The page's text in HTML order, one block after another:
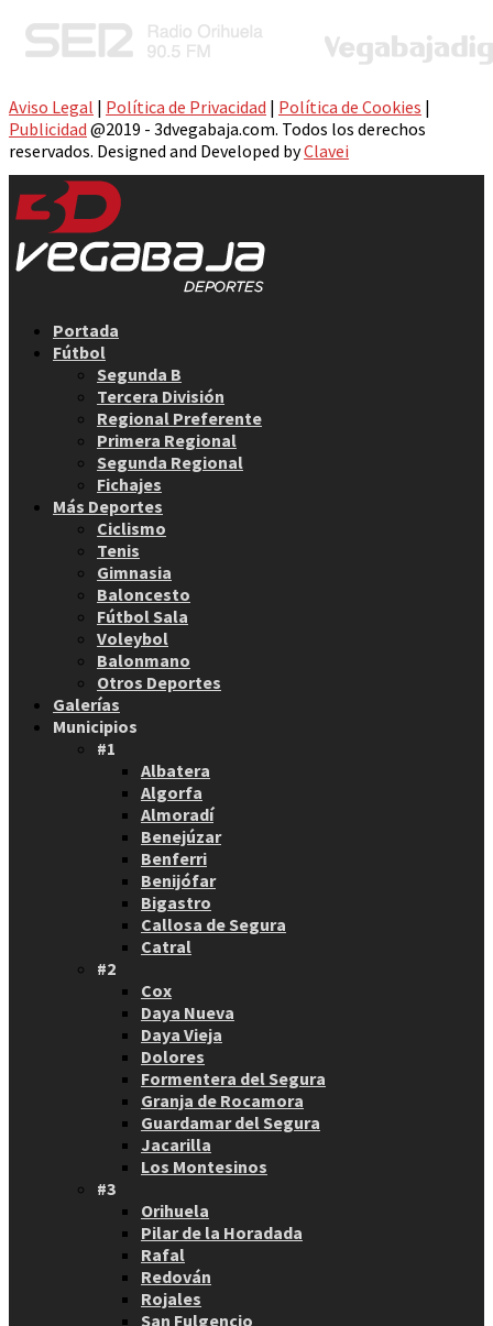
Aviso Legal | Política de Privacidad | Política de Cookies |
Publicidad @2019 - 3dvegabaja.com. Todos los derechos
reservados. Designed and Developed byClavei
Portada
Fútbol
Segunda B
Tercera División
Regional Preferente
Primera Regional
Segunda Regional
Fichajes
Más Deportes
Ciclismo
Tenis
Gimnasia
Baloncesto
Fútbol Sala
Voleybol
Balonmano
Otros Deportes
Galerías
Municipios
#1
Albatera
Algorfa
Almoradí
Benejúzar
Benferri
Benijófar
Bigastro
Callosa de Segura
Catral
#2
Cox
Daya Nueva
Daya Vieja
Dolores
Formentera del Segura
Granja de Rocamora
Guardamar del Segura
Jacarilla
Los Montesinos
#3
Orihuela
Pilar de la Horadada
Rafal
Redován
Rojales
San Fulgencio